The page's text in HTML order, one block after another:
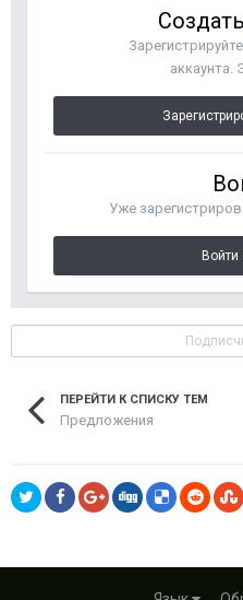
аккаунта.
Уже
Войти
ПЕРЕЙТИ К СПИСКУ ТЕМ
Предложения